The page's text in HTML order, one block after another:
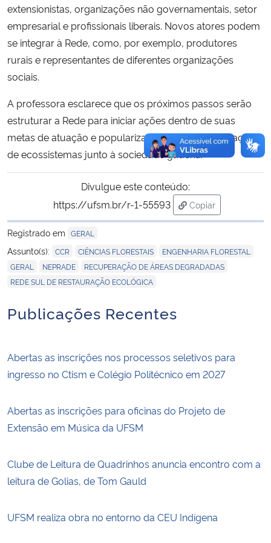
extensionistas, organizações não governamentais, setor
empresarial e profissionais liberais. Novos atores podem
se integrar à Rede, como, por exemplo, produtores
rurais e representantes de diferentes organizações
sociais.
A professora esclarece que os próximos passos serão
estruturar a Rede para iniciar ações dentro de suas
metas de atuação e popularizar o tema da restauração
de ecossistemas junto à sociedade gaúcha.
Divulgue este conteúdo:
https://ufsm.br/r-1-55593
Copiar
para área de
Registrado em GERAL
Assunto(s): CCR CIÊNCIAS FLORESTAIS ENGENHARIA FLORESTAL
GERAL NEPRADE RECUPERAÇÃO DE ÁREAS DEGRADADAS
REDE SUL DE RESTAURAÇÃO ECOLÓGICA
Publicações Recentes
Abertas as inscrições nos processos seletivos para
ingresso no Ctism e Colégio Politécnico em 2027
Abertas as inscrições para oficinas do Projeto de
Extensão em Música da UFSM
Clube de Leitura de Quadrinhos anuncia encontro com a
leitura de Golias, de Tom Gauld
UFSM realiza obra no entorno da CEU Indígena